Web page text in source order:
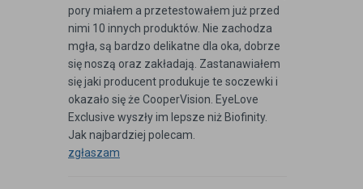
pory miałem a przetestowałem już przed
nimi 10 innych produktów. Nie zachodza
mgła, są bardzo delikatne dla oka, dobrze
się noszą oraz zakładają. Zastanawiałem
się jaki producent produkuje te soczewki i
okazało się że CooperVision. EyeLove
Exclusive wyszły im lepsze niż Biofinity.
Jak najbardziej polecam.
zgłaszam